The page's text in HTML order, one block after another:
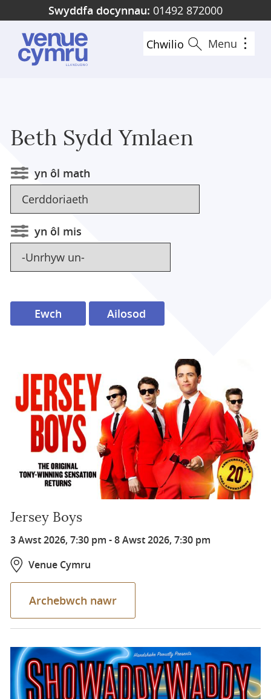
to
main
content
Swyddfa docynnau: 01492 872000
Chwilio Menu
Beth Sydd Ymlaen
yn ôl math
yn ôl mis
Jersey Boys
3 Awst 2026, 7:30 pm -8 Awst 2026, 7:30 pm
Venue Cymru
Archebwch nawr